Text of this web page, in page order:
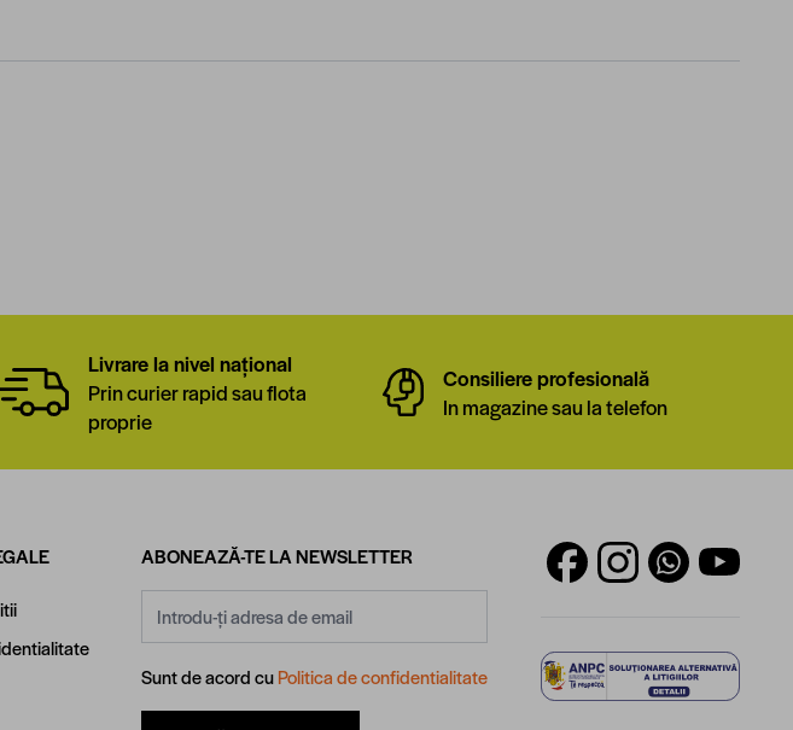
Livrare la nivel național
Prin curier rapid sau flota
proprie
Consiliere profesională
In magazine sau la telefon
ABONEAZĂ-TE LA NEWSLETTER
Sunt de acord cuPolitica de confidentialitate